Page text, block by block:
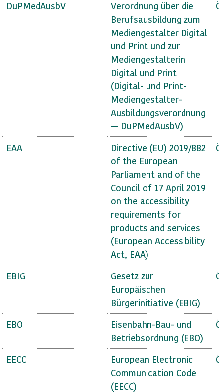
DuPMedAusbV
Verordnung über die
Berufsausbildung zum
Mediengestalter Digital
und Print und zur
Mediengestalterin
Digital und Print
(Digital- und Print-
Mediengestalter-
Ausbildungsverordnung
— DuPMedAusbV)
EAA
Directive (EU) 2019/882
of the European
Parliament and of the
Council of 17 April 2019
on the accessibility
requirements for
products and services
(European Accessibility
Act, EAA)
EBIG
Gesetz zur
Europäischen
Bürgerinitiative (EBIG)
EBO
Eisenbahn-Bau- und
Betriebsordnung (EBO)
EECC
European Electronic
Communication Code
(EECC)